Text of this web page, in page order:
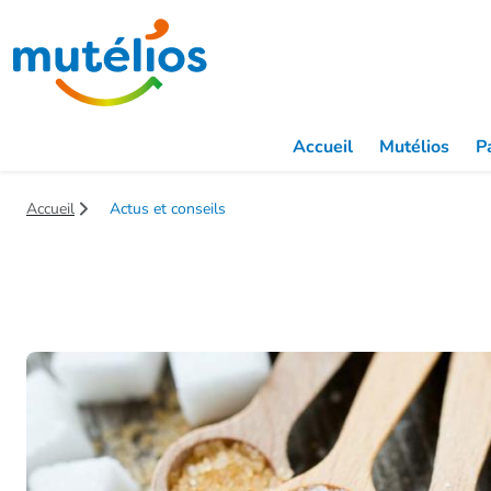
Saut au contenu principal
Accueil Mutélios
Accueil Actus et conseils